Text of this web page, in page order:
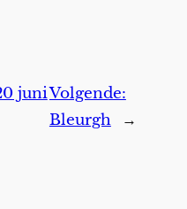
juniVolgende:
Bleurgh
→